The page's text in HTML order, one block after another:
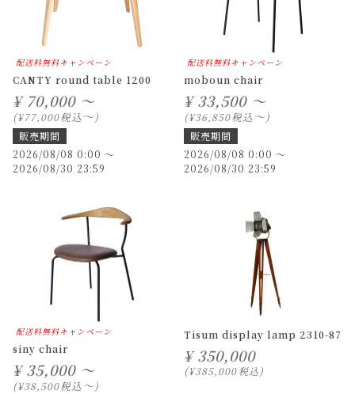
配送料無料キャンペーン
CANTY round table 1200
¥ 70,000 ～
¥77,000税込〜
販売期間
2026/08/08 0:00 〜
2026/08/30 23:59
配送料無料キャンペーン
moboun chair
¥ 33,500 ～
¥36,850税込〜
販売期間
2026/08/08 0:00 〜
2026/08/30 23:59
配送料無料キャンペーン
siny chair
¥ 35,000 ～
¥38,500税込〜
Tisum display lamp 2310-87
¥ 350,000
¥385,000税込